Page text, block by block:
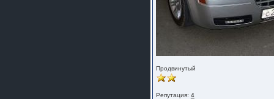
Продвинутый
Репутация: 4